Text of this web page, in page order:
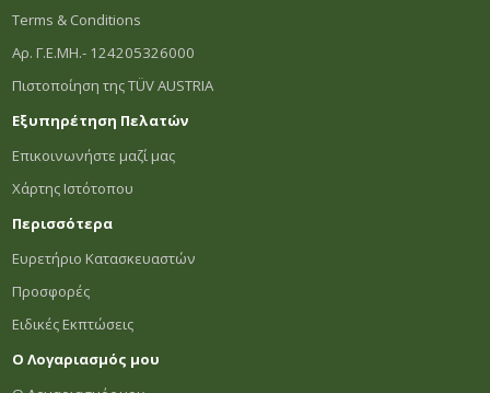
Terms & Conditions
Αρ. Γ.Ε.ΜΗ.- 124205326000
Πιστοποίηση της TÜV AUSTRIA
Εξυπηρέτηση Πελατών
Επικοινωνήστε μαζί μας
Χάρτης Ιστότοπου
Περισσότερα
Ευρετήριο Κατασκευαστών
Προσφορές
Ειδικές Εκπτώσεις
Ο Λογαριασμός μου